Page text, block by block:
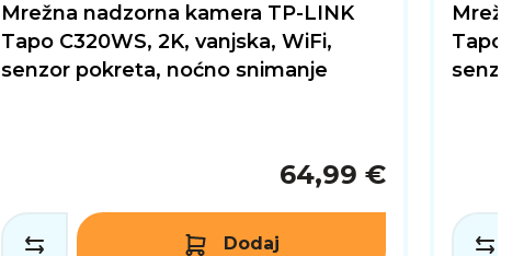
Mrežna nadzorna kamera TP-LINK
Tapo C320WS, 2K, vanjska, WiFi,
senzor pokreta, noćno snimanje
64,99 €
Dodaj
Tapo